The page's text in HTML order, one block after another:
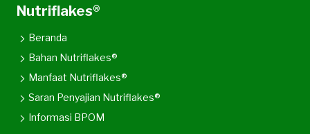
Nutriflakes®
Beranda
Bahan Nutriflakes®
Manfaat Nutriflakes®
Saran Penyajian Nutriflakes®
Informasi BPOM